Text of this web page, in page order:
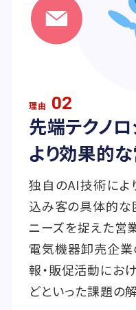
理由 02
先端テクノ
より効果的
独自のAI技術によ
込み客の具体的な
ニーズを捉えた営
電気機器卸売企業
報・販促活動にお
どといった課題の